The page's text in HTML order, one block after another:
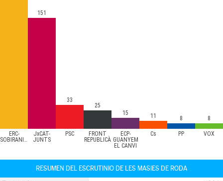
ERC-
SOBIRANISTES
JxCAT-
JUNTS
PSC
FRONT
REPUBLICÀ
ECP-
GUANYEM
EL CANVI
Cs PP VOX
151
33
25
15
11 8 8
RESUMEN DEL ESCRUTINIO DE LES MASIES DE RODA